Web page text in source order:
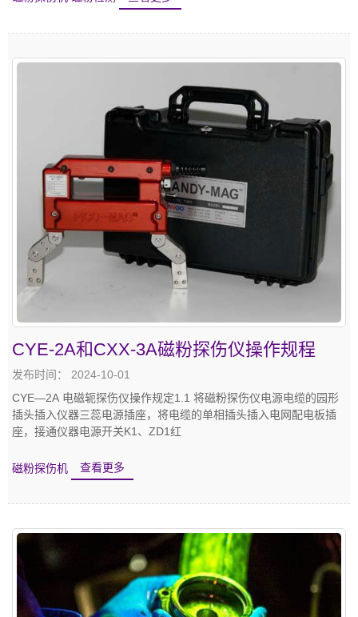
CYE-2A和CXX-3A磁粉探伤仪操作规程
发布时间： 2024-10-01
CYE—2A 电磁轭探伤仪操作规定1.1 将磁粉探伤仪电源电缆的园形
插头插入仪器三蕊电源插座，将电缆的单相插头插入电网配电板插
座，接通仪器电源开关K1、ZD1红
磁粉探伤机 查看更多